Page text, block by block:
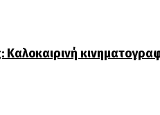
Καλοκαιρινή